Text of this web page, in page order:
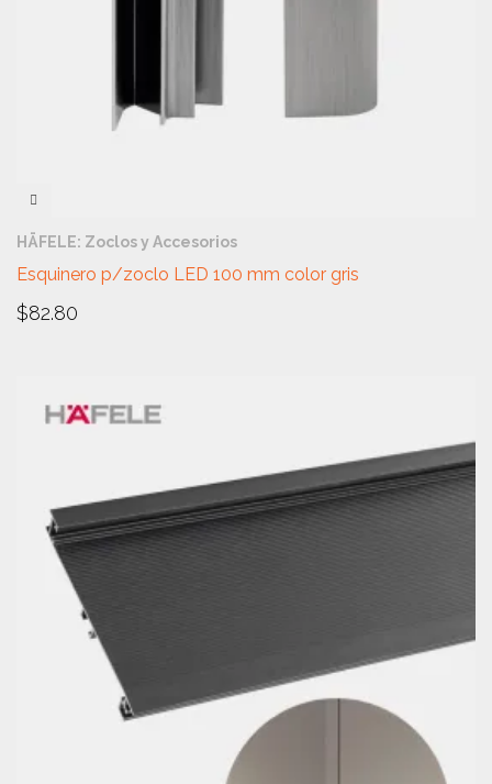
HÄFELE: Zoclos y Accesorios
Esquinero p/zoclo LED 100 mm color gris
$82.80